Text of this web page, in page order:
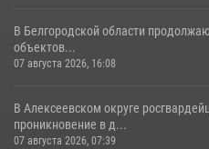
В Белгородской области
объектов...
07 августа 2026, 16:08
В Алексеевском округе
проникновение в д...
07 августа 2026, 07:39